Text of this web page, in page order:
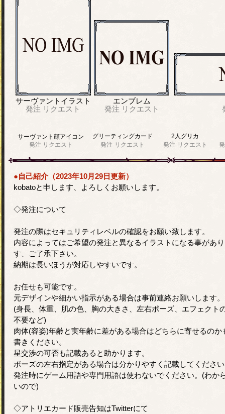
サーヴァントイラスト
発注 リクエスト
エンブレム
発注 リクエスト
サーヴァント顔アイコン
発注 リクエスト
グリーティングカード
発注 リクエスト
2人グリカ
発注 リクエスト
●自己紹介（2023年10月29日更新）
kobatoと申します、よろしくお願いします。
◇発注について
発注の際はセキュリティレベルの確認をお願い致します。
内容によってはご希望の発注と異なるイラストになる事があ
す、ご了承下さい。
納期は長いほうが対応しやすいです。
お任せも可能です。
元デザインや細かい指示がある場合は事前連絡お願いします。
(身長、体重、肌の色、胸の大きさ、左右ポーズ、エフェクト
不要など)
肉体(容姿)年齢と実年齢に差がある場合はどちらに寄せるのか
書きください。
星交渉の可否も記載あると助かります。
ポーズの左右指定がある場合は分かりやすく記載してくださ
発注時にゲーム用語や専門用語は使わないでください。(わか
いので)
◇アトリエカード販売告知はTwitterにて